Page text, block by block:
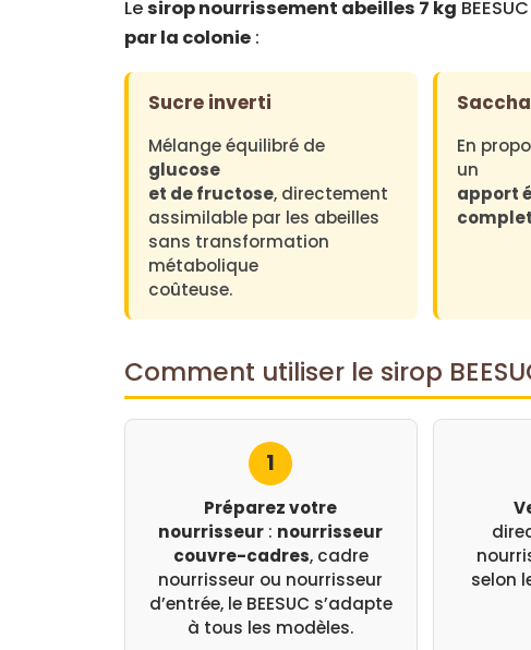
Lesirop nourrissement abeilles 7 kg
par la colonie :
Sucre inverti
Mélange équilibré de
glucose
et de fructose, directement
assimilable par les abeilles
sans transformation
métabolique
coûteuse.
En
un
apport
complet
Comment utiliser le sirop
1
Préparez votre
nourrisseur : nourrisseur
couvre-cadres, cadre
nourrisseur ou nourrisseur
d’entrée, le BEESUC s’adapte
à tous les modèles.
selon